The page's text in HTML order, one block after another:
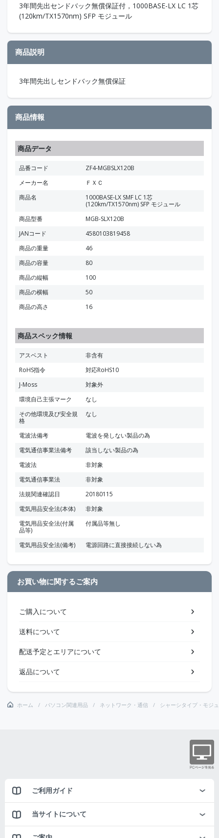
3年間先出センドバック無償保証付，1000BASE-LX LC 1芯
(120km/TX1570nm) SFP モジュール
商品説明
3年間先出しセンドバック無償保証
商品情報
商品データ
品番コード
ZF4-MGBSLX120B
メーカー名
ＦＸＣ
商品名
1000BASE-LX SMF LC 1芯
(120km/TX1570nm) SFP モジュール
商品型番
MGB-SLX120B
JANコード
4580103819458
商品の重量
46
商品の容量
80
商品の縦幅
100
商品の横幅
50
商品の高さ
16
商品スペック情報
アスベスト
非含有
RoHS指令
対応RoHS10
J-Moss
対象外
環境自己主張マーク
なし
その他環境及び安全規
格
なし
電波法備考
電波を発しない製品の為
電気通信事業法備考
該当しない製品の為
電波法
非対象
電気通信事業法
非対象
法規関連確認日
20180115
電気用品安全法(本体)
非対象
電気用品安全法(付属
品等)
付属品等無し
電気用品安全法(備考) 電源回路に直接接続しない為
お買い物に関するご案内
ご購入について
送料について
配送予定とエリアについて
返品について
ホーム パソコン関連用品 ネットワーク・通信 シャーシタイプ・モジ
ご利用ガイド
当サイトについて